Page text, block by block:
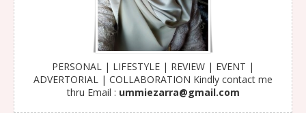
PERSONAL | LIFESTYLE | REVIEW | EVENT |
ADVERTORIAL | COLLABORATION Kindly contact me
thru Email : ummiezarra@gmail.com